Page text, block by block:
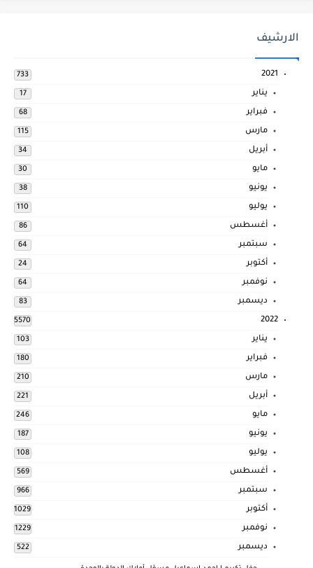
الارشيف
2021
733
يناير 17
فبراير 68
مارس 115
أبريل 34
مايو 30
يونيو 38
يوليو 110
أغسطس 86
سبتمبر 64
أكتوبر 24
نوفمبر 64
ديسمبر 83
2022
5570
يناير 103
فبراير 180
مارس 210
أبريل 221
مايو 246
يونيو 187
يوليو 108
أغسطس 569
سبتمبر 966
أكتوبر 1029
نوفمبر 1229
ديسمبر 522